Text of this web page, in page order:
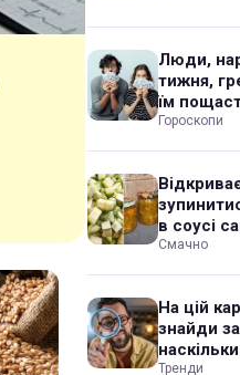
Люди,
тижня,
їм
Гороскопи
в соусі
Смачно
На цій
знайди
Тренди